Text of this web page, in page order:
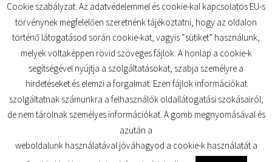
© TUDATKULCS 2026
Cookie szabályzat: Az adatvédelemmel és cookie-kal kapcsolatos EU-s
törvénynek megfelelően szeretnénk tájékoztatni, hogy az oldalon
történő látogatásod során cookie-kat, vagyis “sütiket” használunk,
melyek voltaképpen rövid szöveges fájlok. A honlap a cookie-k
segítségével nyújtja a szolgáltatásokat, szabja személyre a
hirdetéseket és elemzi a forgalmat. Ezen fájlok információkat
szolgáltatnak számunkra a felhasználók oldallátogatási szokásairól,
de nem tárolnak személyes információkat. A gomb megnyomásával és
azután a
weboldalunk használatával jóváhagyod a cookie-k használatát a